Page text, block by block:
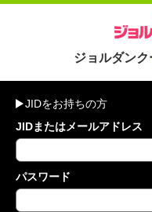
ジョルダン
JIDをお持ちの方
JIDまたはメールアドレス
パスワード